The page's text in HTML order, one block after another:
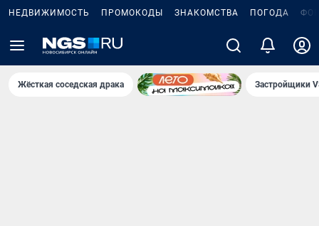
НЕДВИЖИМОСТЬ ПРОМОКОДЫ ЗНАКОМСТВА ПОГОДА
Жёсткая соседская драка Застройщики